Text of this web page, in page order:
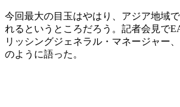
今回最大の目玉はやはり、 アジア地域
れる というところだろう。記者会見で
リッシングジェネラル・マネージャー
のように語った。